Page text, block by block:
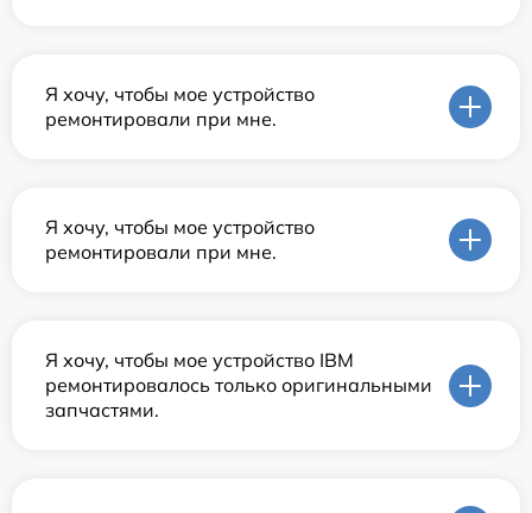
Я хочу, чтобы мое устройство
ремонтировали при мне.
Я хочу, чтобы мое устройство
ремонтировали при мне.
Я хочу, чтобы мое устройство IBM
ремонтировалось только оригинальными
запчастями.